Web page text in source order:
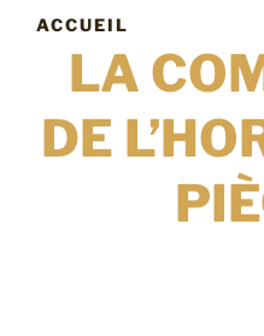
ACCUEIL
LA
DE